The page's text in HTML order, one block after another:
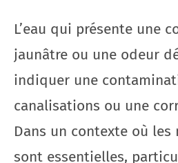
L’eau qui présente une
jaunâtre ou une odeur
indiquer une
canalisations ou une
Dans un contexte où les
sont essentielles,